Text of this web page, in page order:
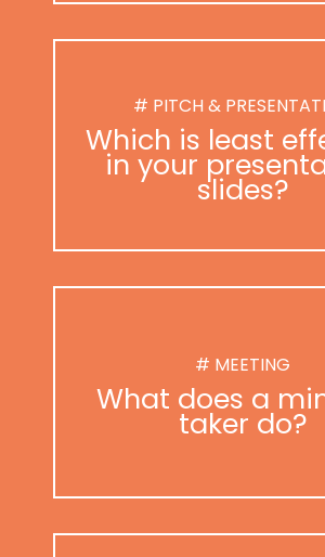
# PITCH &
Which is least
in your
slides?
# MEETING
What does a
taker do?